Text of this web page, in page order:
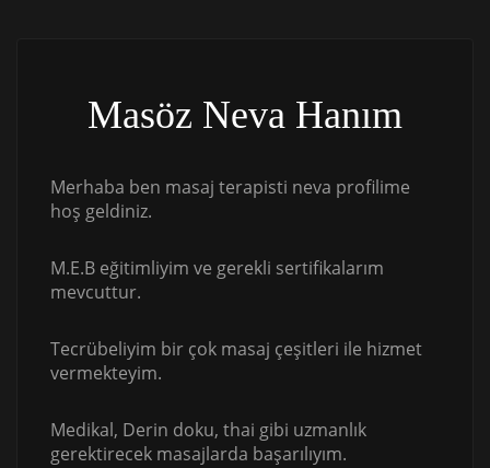
Masöz Neva Hanım
Merhaba ben masaj terapisti neva profilime
hoş geldiniz.
M.E.B eğitimliyim ve gerekli sertifikalarım
mevcuttur.
Tecrübeliyim bir çok masaj çeşitleri ile hizmet
vermekteyim.
Medikal, Derin doku, thai gibi uzmanlık
gerektirecek masajlarda başarılıyım.